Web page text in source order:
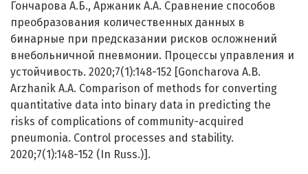
Гончарова А.Б., Аржаник А.А. Сравнение способов
преобразования количественных данных в
бинарные при предсказании рисков осложнений
внебольничной пневмонии. Процессы управления и
устойчивость. 2020;7(1):148-152 [Goncharova A.B.
Arzhanik A.A. Comparison of methods for converting
quantitative data into binary data in predicting the
risks of complications of community-acquired
pneumonia. Control processes and stability.
2020;7(1):148-152 (In Russ.)].